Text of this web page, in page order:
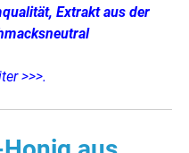
Extrakt aus der
>>>.